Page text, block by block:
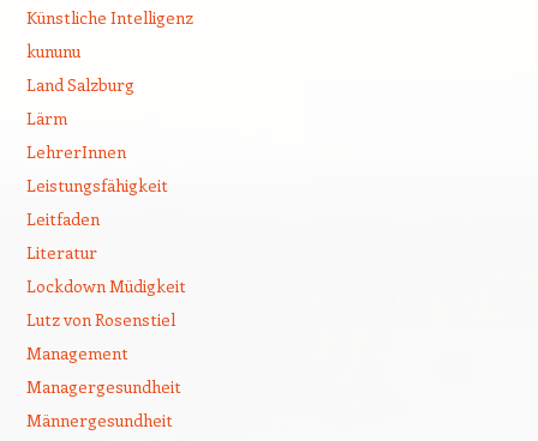
Künstliche Intelligenz
kununu
Land Salzburg
Lärm
LehrerInnen
Leistungsfähigkeit
Leitfaden
Literatur
Lockdown Müdigkeit
Lutz von Rosenstiel
Management
Managergesundheit
Männergesundheit